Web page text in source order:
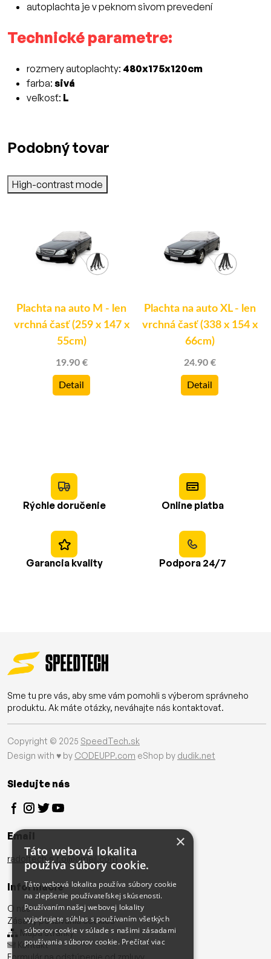
autoplachta je v peknom sivom prevedení
Technické parametre:
rozmery autoplachty: 480x175x120cm
farba: sivá
veľkosť: L
Podobný tovar
High-contrast mode
Plachta na auto M - len
vrchná časť (259 x 147 x
55cm)
19.90 €
Detail
Plachta na auto XL - len
vrchná časť (338 x 154 x
66cm)
24.90 €
Detail
Rýchle doručenie Online platba
Garancia kvality Podpora 24/7
Sme tu pre vás, aby sme vám pomohli s výberom správneho
produktu. Ak máte otázky, neváhajte nás kontaktovať.
Copyright © 2025 SpeedTech.sk
Design with ♥ by CODEUPP.com eShop by dudik.net
Sledujte nás
Email
radoltech.s.r.o@gmail.com
Informácie
O nás
Zásady používania cookies
Mapa stránky
Kontakt
Formulár na odstúpenie od zmluvy
×
Táto webová lokalita
používa súbory cookie.
Táto webová lokalita používa súbory cookie
na zlepšenie používateľskej skúsenosti.
Používaním našej webovej lokality
vyjadrujete súhlas s používaním všetkých
súborov cookie v súlade s našimi zásadami
používania súborov cookie. Prečítať viac